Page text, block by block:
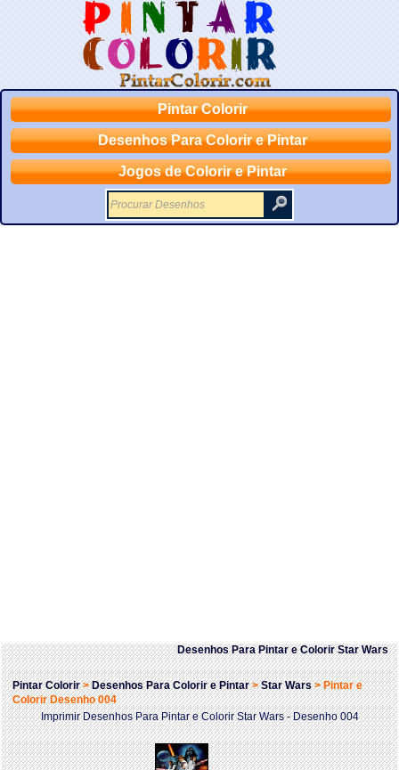
Pintar Colorir
Desenhos Para Colorir e Pintar
Jogos de Colorir e Pintar
Desenhos Para Pintar e Colorir Star Wars
Pintar Colorir>Desenhos Para Colorir e Pintar>Star Wars>Pintar e
Colorir Desenho 004
Imprimir Desenhos Para Pintar e Colorir Star Wars - Desenho 004